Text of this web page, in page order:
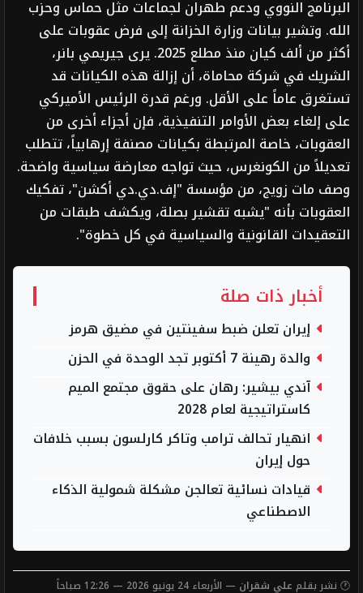
البرنامج النووي ودعم طهران لجماعات مثل حماس وحزب
الله. وتشير بيانات وزارة الخزانة إلى فرض عقوبات على
أكثر من ألف كيان منذ مطلع 2025. يرى جيريمي بانر،
الشريك في شركة محاماة، أن إزالة هذه الكيانات قد
تستغرق عاماً على الأقل. ورغم قدرة الرئيس الأميركي
على إلغاء بعض الأوامر التنفيذية، فإن أجزاء أخرى من
العقوبات، خاصة المرتبطة بكيانات مصنفة إرهابياً، تتطلب
تعديلاً من الكونغرس، حيث تواجه معارضة سياسية واضحة.
وصف مات زويج، من مؤسسة "إف.دي.دي أكشن"، تفكيك
العقوبات بأنه "يشبه تقشير بصلة، ويكشف طبقات من
التعقيدات القانونية والسياسية في كل خطوة".
أخبار ذات صلة
إيران تعلن ضبط سفينتين في مضيق هرمز
والدة رهينة 7 أكتوبر تجد الوحدة في الحزن
آندي بيشير: رهان على حقوق مجتمع الميم
كاستراتيجية لعام 2028
انهيار تحالف ترامب وتاكر كارلسون بسبب خلافات
حول إيران
قيادات نسائية تعالجن مشكلة شمولية الذكاء
الاصطناعي
🕐 نشر بقلم علي شقران — الأربعاء 24 يونيو 2026 — 12:26 صباحاً